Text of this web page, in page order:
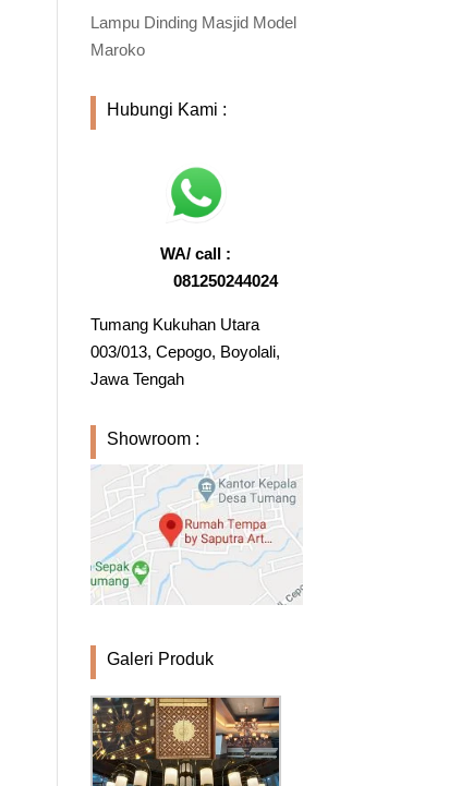
Lampu Dinding Masjid Model
Maroko
Hubungi Kami :
WA/ call :
081250244024
Tumang Kukuhan Utara
003/013, Cepogo, Boyolali,
Jawa Tengah
Showroom :
Galeri Produk